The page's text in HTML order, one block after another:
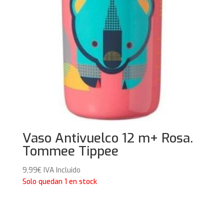
Vaso Antivuelco 12 m+ Rosa.
Tommee Tippee
9,99€ IVA Incluido
Solo quedan 1 en stock